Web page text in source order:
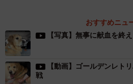
おすすめニュ
【写真】無事に献血を終
【動画】ゴールデンレト
戦